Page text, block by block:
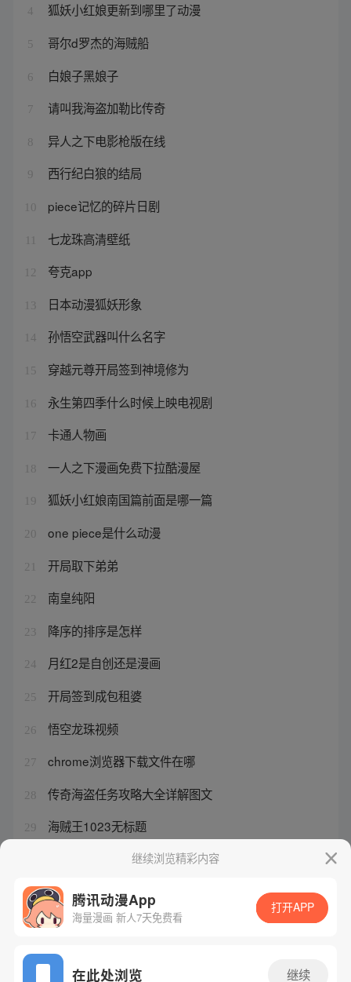
4 狐妖小红娘更新到哪里了动漫
5 哥尔d罗杰的海贼船
6 白娘子黑娘子
7 请叫我海盗加勒比传奇
8 异人之下电影枪版在线
9 西行纪白狼的结局
10 piece记忆的碎片日剧
七龙珠高清壁纸
12 夸克app
13 日本动漫狐妖形象
14 孙悟空武器叫什么名字
15 穿越元尊开局签到神境修为
16 永生第四季什么时候上映电视剧
17 卡通人物画
18 一人之下漫画免费下拉酷漫屋
19 狐妖小红娘南国篇前面是哪一篇
20 one piece是什么动漫
21 开局取下弟弟
22 南皇纯阳
23 降序的排序是怎样
24 月红2是自创还是漫画
25 开局签到成包租婆
26 悟空龙珠视频
27 chrome浏览器下载文件在哪
28 传奇海盗任务攻略大全详解图文
29 海贼王1023无标题
继续浏览精彩内容
腾讯动漫App
海量漫画 新人7天免费看
打开APP
在此处浏览 继续
网站备案/许可证号：粤B2-20090059-5